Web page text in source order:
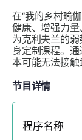
在“我的乡村瑜
健康、增强力
为克利夫兰的
身定制课程。
本可能无法接
节目详情
程序名称